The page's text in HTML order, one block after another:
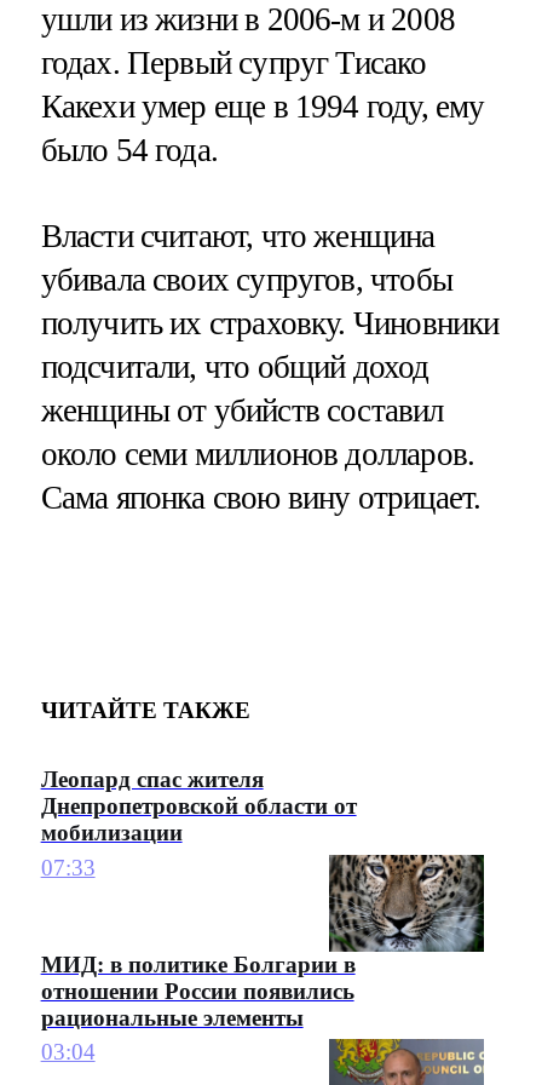
ушли из жизни в 2006-м и 2008
годах. Первый супруг Тисако
Какехи умер еще в 1994 году, ему
было 54 года.
Власти считают, что женщина
убивала своих супругов, чтобы
получить их страховку. Чиновники
подсчитали, что общий доход
женщины от убийств составил
около семи миллионов долларов.
Сама японка свою вину отрицает.
ЧИТАЙТЕ ТАКЖЕ
Леопард спас жителя
Днепропетровской области от
мобилизации
07:33
МИД: в политике Болгарии в
отношении России появились
рациональные элементы
03:04